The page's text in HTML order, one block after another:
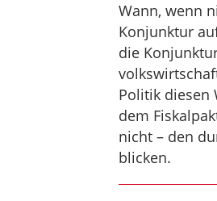
Wann, wenn
Konjunktur
die
Politik diesen
dem
nicht – den
blicken.